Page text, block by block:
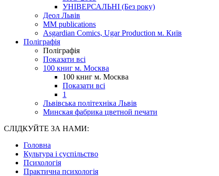
УНІВЕРСАЛЬНІ (Без року)
Деол Львів
MM publications
Asgardian Comics, Ugar Production м. Київ
Поліграфія
Поліграфія
Показати всі
100 книг м. Москва
100 книг м. Москва
Показати всі
1
Львівська політехніка Львів
Минская фабрика цветной печати
СЛІДКУЙТЕ ЗА НАМИ:
Головна
Культура і суспільство
Психологія
Практична психологія